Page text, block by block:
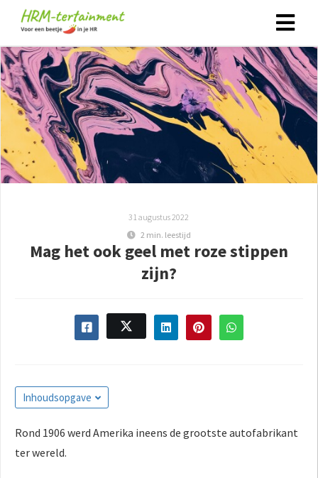
31 augustus 2022
2 min. leestijd
Mag het ook geel met roze stippen
zijn?
Inhoudsopgave
Rond 1906 werd Amerika ineens de grootste autofabrikant
ter wereld.